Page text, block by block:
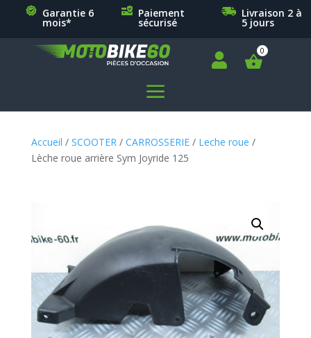
Garantie 6
mois*
Paiement
sécurisé
Livraison 2 à
5 jours

a
Accueil / SCOOTER / CARROSSERIE/ Leche roue /
Lèche roue arrière Sym Joyride 125